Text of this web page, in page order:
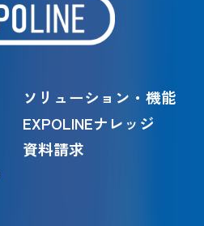
ソリューション・機能
EXPOLINEナレッジ
資料請求